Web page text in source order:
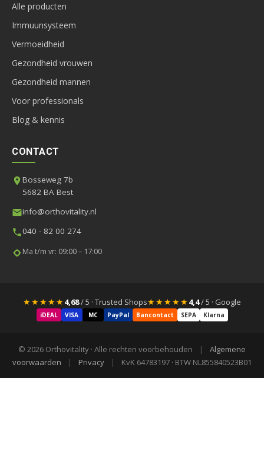
Alle producten
Immuunsysteem
Vermoeidheid
Gezondheid vrouwen
Gezondheid mannen
Voor professionals
Blog & kennis
CONTACT
Bosseweg 7b
5682 BA Best
info@orthovitality.nl
040 - 82 00 274
Ma t/m vr: 09:00 – 17:00
★★★★★4,68/ 5 · Trusted Shops★★★★★4,4/ 5 · Google
iDEAL VISA MC PayPal Bancontact SEPA Klarna
© 2026 Orthovitality · Alle rechten voorbehouden |
Algemene
voorwaarden
| Privacy | KvK 64783197 · BTW NL855840523B01